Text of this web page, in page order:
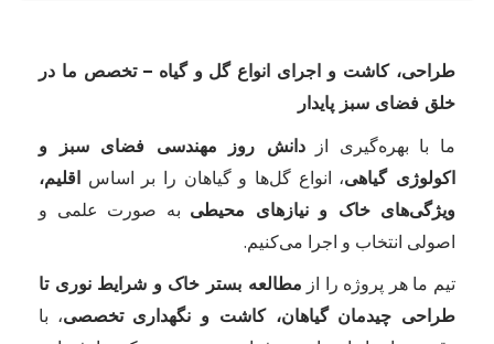
طراحی، کاشت و اجرای انواع گل و گیاه– تخصص ما در
خلق فضای سبز پایدار
ما با بهره‌گیری ازدانش روز مهندسی فضای سبز و
اکولوژی گیاهی، انواع گل‌ها و گیاهان را بر اساس
اقلیم،
ویژگی‌های خاک و نیازهای محیطی به صورت علمی و
اصولی انتخاب و اجرا می‌کنیم.
تیم ما هر پروژه را از مطالعه بستر خاک و شرایط نوری تا
طراحی چیدمان گیاهان، کاشت و نگهداری تخصصی، با